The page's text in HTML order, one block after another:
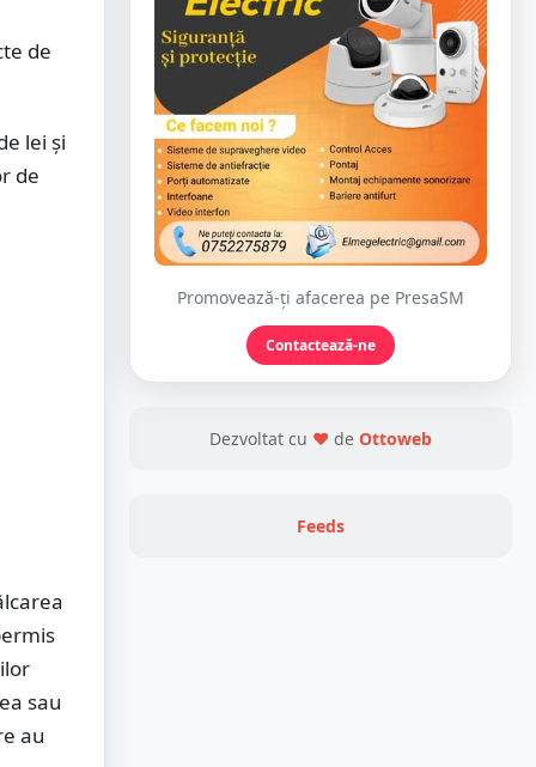
de
lei și
de
sau
au
Promovează-ți afacerea pe PresaSM
Contactează-ne
Dezvoltat cu ❤ de Ottoweb
Feeds